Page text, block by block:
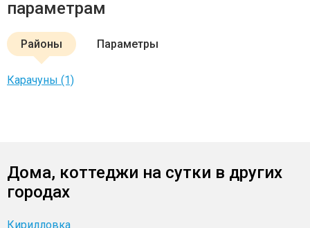
параметрам
Районы Параметры
Карачуны (1)
Дома, коттеджи на сутки в других
городах
Кирилловка